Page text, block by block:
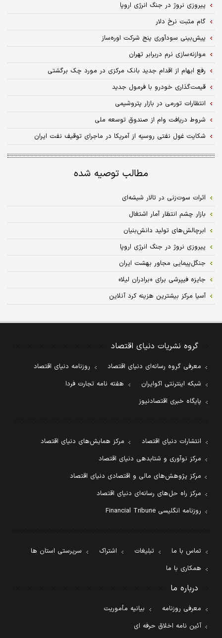
پیروزی نروژ در جنگ انرژی اروپا
گام مثبت نرخ دلار
پیش‌بینی سودآوری پنج شرکت اوره‏‏‌ساز
موازنه‌سازی نرم دربرابر تهران
رفع ابهام از اقدام جدید بانک مرکزی در مورد چک برگشتی
قیمت‌گذاری خودرو با فرمول جدید
انتظارات تورمی در بازار پتروشیمی
شروط دریافت وام از صندوق توسعه ملی
شکایت غول نفتی روسیه از آمریکا در ماجرای توقیف نفت ایران
مطالب توصیه شده
اثرات سوت‏‏‏‏‏‏‏‏‌زنی در تالار شیشه‏‏‏‏‏‏‏‏‌ای
بازار چشم انتظار آمار اشتغال
ابرچالش‌های تولید دانش‏‏‌بنیان
پیروزی نروژ در جنگ انرژی اروپا
جنگل‏‏‌پیمایی مجاور بهشت ایران
جایزه فیپرشی برای «برادران لیلا»
آسیا مرکز بیشترین هزینه کرد آنلاین
گروه نشریات دنیای اقتصاد
معرفی گروه رسانه‌ای دنیای اقتصاد
روزنامه دنیای اقتصاد
شبکه اینترنتی اکوایران
هفته نامه تجارت فردا
پایگاه خبری اقتصادنیوز
انتشارات دنیای اقتصاد
مرکز همایش‌های دنیای اقتصاد
مرکز نوآوری و شتابدهی دنیای اقتصاد
مرکز پژوهش‌های مالی و اقتصادی دنیای اقتصاد
مرکز راه حل‌های رسانه‌ای دنیای اقتصاد
روزنامه انگلیسی Financial Tribune
تماس با ما تبلیغات اشتراک
سرپرستی استان ها
همکاری با ما
درباره ما
معرفی روزنامه
بیانیه مأموریت
آئین نامه اخلاق حرفه ای